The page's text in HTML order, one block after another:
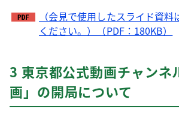
（会見で使用したスライド資
ください。）（PDF：180KB）
3 東京都公式動画チャンネ
画」の開局について